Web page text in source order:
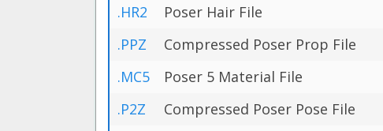
.HR2
Poser Hair File
.PPZ
Compressed Poser Prop File
.MC5
Poser 5 Material File
.P2Z
Compressed Poser Pose File